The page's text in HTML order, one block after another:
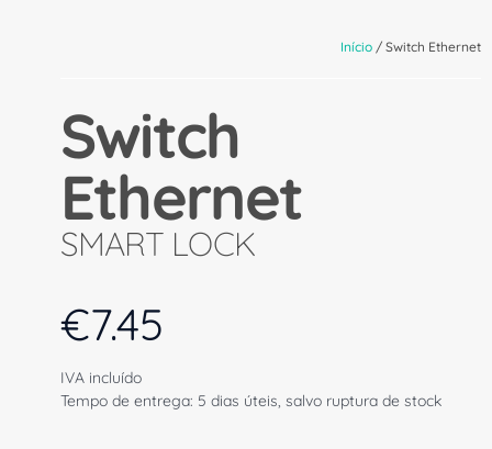
Início / Switch Ethernet
Switch
Ethernet
SMART LOCK
€7.45
IVA incluído
Tempo de entrega: 5 dias úteis, salvo ruptura de stock